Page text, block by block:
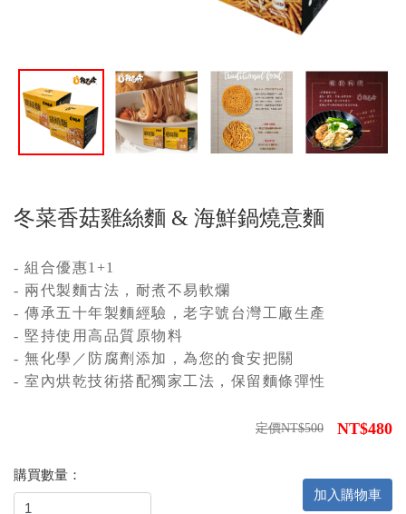
冬菜香菇雞絲麵 & 海鮮鍋燒意麵
- 組合優惠1+1
- 兩代製麵古法，耐煮不易軟爛
- 傳承五十年製麵經驗，老字號台灣工廠生產
- 堅持使用高品質原物料
- 無化學／防腐劑添加，為您的食安把關
- 室內烘乾技術搭配獨家工法，保留麵條彈性
定價NT$500 NT$480
購買數量：
加入購物車